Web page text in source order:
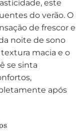
este
do verão. O
de frescor e
noite de sono
macia e o
se sinta
após